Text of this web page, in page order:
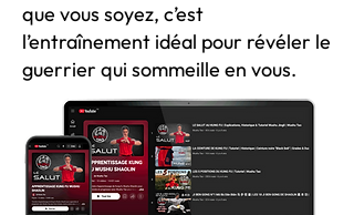
que vous soyez, c’est
l’entraînement idéal pour révéler le
guerrier qui sommeille en vous.